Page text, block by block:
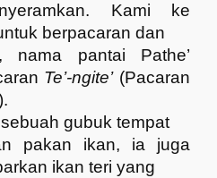
Kami ke
berpacaran dan
nama pantai Pathe’
Te’-ngite’(Pacaran
gubuk tempat
pakan ikan, ia juga
ikan teri yang